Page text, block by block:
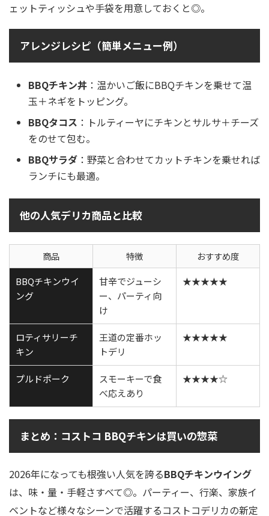
ェットティッシュや手袋を用意しておくと◎。
アレンジレシピ（簡単メニュー例）
BBQチキン丼 ：温かいご飯にBBQチキンを乗せて温
玉＋ネギをトッピング。
BBQタコス ：トルティーヤにチキンとサルサ＋チーズ
をのせて包む。
BBQサラダ ：野菜と合わせてカットチキンを乗せれば
ランチにも最適。
他の人気デリカ商品と比較
商品 特徴
おすすめ度
BBQチキンウイ
ング
甘辛でジューシ
ー、パーティ向
け
★★★★★
ロティサリーチ
キン
王道の定番ホッ
トデリ
★★★★★
プルドポーク
スモーキーで食
べ応えあり
★★★★☆
まとめ：コストコ BBQチキンは買いの惣菜
2026年になっても根強い人気を誇るBBQチキンウイング
は、味・量・手軽さすべて◎。パーティー、行楽、家族イ
ベントなど様々なシーンで活躍するコストコデリカの新定